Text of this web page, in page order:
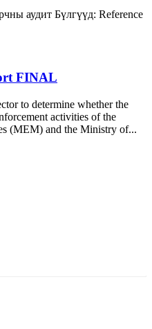
аудит Бүлгүүд: Reference
FINAL
to determine whether the
activities of the
(MEM) and the Ministry of...